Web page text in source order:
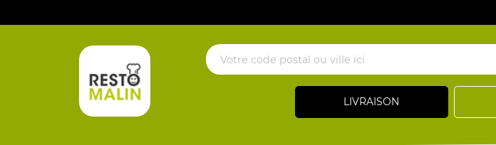
LIVRAISON